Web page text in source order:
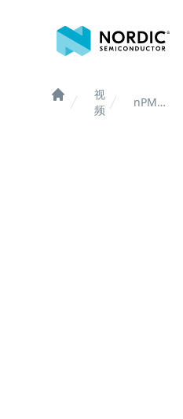
Home
视
频
nPM